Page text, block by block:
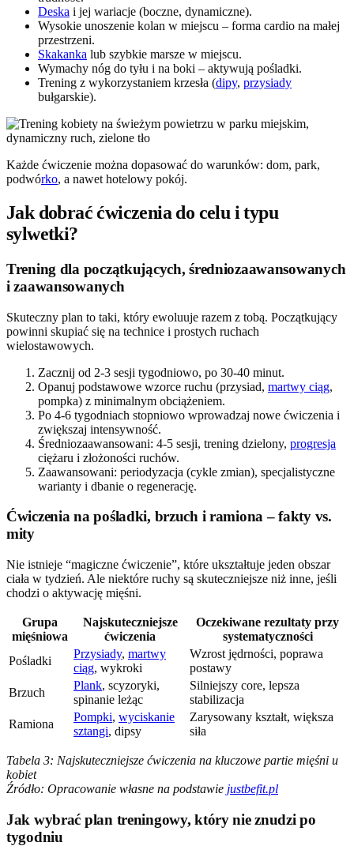
Deska i jej wariacje (boczne, dynamiczne).
Wysokie unoszenie kolan w miejscu – forma cardio na małej
przestrzeni.
Skakanka lub szybkie marsze w miejscu.
Wymachy nóg do tyłu i na boki – aktywują pośladki.
Trening z wykorzystaniem krzesła (dipy, przysiady
bułgarskie).
Każde ćwiczenie można dopasować do warunków: dom, park,
podwórko, a nawet hotelowy pokój.
Jak dobrać ćwiczenia do celu i typu
sylwetki?
Trening dla początkujących, średniozaawansowanych
i zaawansowanych
Skuteczny plan to taki, który ewoluuje razem z tobą. Początkujący
powinni skupiać się na technice i prostych ruchach
wielostawowych.
Zacznij od 2-3 sesji tygodniowo, po 30-40 minut.
Opanuj podstawowe wzorce ruchu (przysiad, martwy ciąg,
pompka) z minimalnym obciążeniem.
Po 4-6 tygodniach stopniowo wprowadzaj nowe ćwiczenia i
zwiększaj intensywność.
Średniozaawansowani: 4-5 sesji, trening dzielony, progresja
ciężaru i złożoności ruchów.
Zaawansowani: periodyzacja (cykle zmian), specjalistyczne
warianty i dbanie o regenerację.
Ćwiczenia na pośladki, brzuch i ramiona – fakty vs.
mity
Nie istnieje “magiczne ćwiczenie”, które ukształtuje jeden obszar
ciała w tydzień. Ale niektóre ruchy są skuteczniejsze niż inne, jeśli
chodzi o aktywację mięśni.
Grupa
mięśniowa
Najskuteczniejsze
ćwiczenia
Oczekiwane rezultaty przy
systematyczności
Pośladki
Przysiady, martwy
ciąg, wykroki
Wzrost jędrności, poprawa
postawy
Brzuch
Plank, scyzoryki,
spinanie leżąc
Silniejszy core, lepsza
stabilizacja
Ramiona
Pompki, wyciskanie
sztangi, dipsy
Zarysowany kształt, większa
siła
Tabela 3: Najskuteczniejsze ćwiczenia na kluczowe partie mięśni u
kobiet
Źródło: Opracowanie własne na podstawie justbefit.pl
Jak wybrać plan treningowy, który nie znudzi po
tygodniu